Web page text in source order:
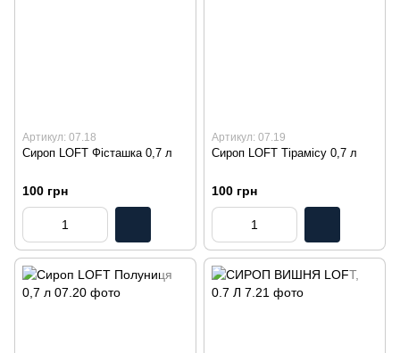
Артикул: 07.18
Сироп LOFT Фісташка 0,7 л
100 грн
Артикул: 07.19
Сироп LOFT Тірамісу 0,7 л
100 грн